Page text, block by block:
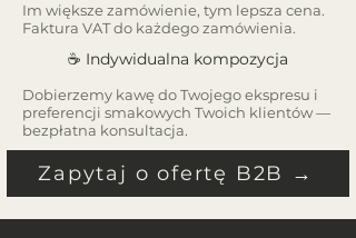
Im większe zamówienie, tym lepsza cena.
Faktura VAT do każdego zamówienia.
☕ Indywidualna kompozycja
Dobierzemy kawę do Twojego ekspresu i
preferencji smakowych Twoich klientów —
bezpłatna konsultacja.
Zapytaj o ofertę B2B →